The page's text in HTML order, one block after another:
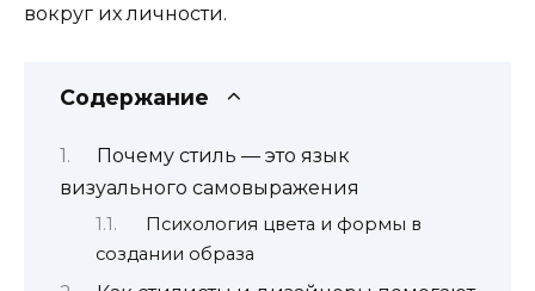
вокруг их личности.
Содержание
Почему стиль — это язык
визуального самовыражения
Психология цвета и формы в
создании образа